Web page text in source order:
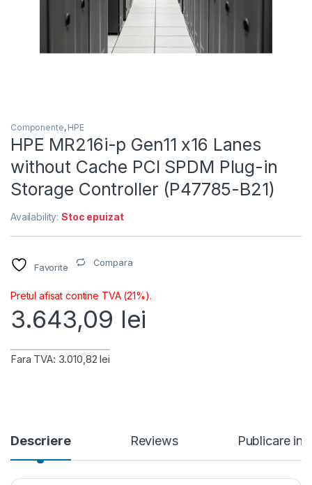
Componente, HPE
HPE MR216i-p Gen11 x16 Lanes
without Cache PCI SPDM Plug-in
Storage Controller (P47785-B21)
Availability:Stoc epuizat
Favorite Compara
Pretul afisat contine TVA (21%).
3.643,09 lei
Fara TVA: 3.010,82 lei
Descriere Reviews Publicare in